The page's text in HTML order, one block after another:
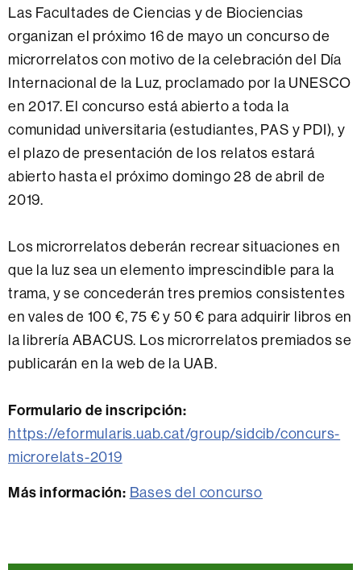
Las Facultades de Ciencias y de Biociencias
organizan el próximo 16 de mayo un concurso de
microrrelatos con motivo de la celebración del Día
Internacional de la Luz, proclamado por la UNESCO
en 2017. El concurso está abierto a toda la
comunidad universitaria (estudiantes, PAS y PDI), y
el plazo de presentación de los relatos estará
abierto hasta el próximo domingo 28 de abril de
2019.
Los microrrelatos deberán recrear situaciones en
que la luz sea un elemento imprescindible para la
trama, y ​​se concederán tres premios consistentes
en vales de 100 €, 75 € y 50 € para adquirir libros en
la librería ABACUS. Los microrrelatos premiados se
publicarán en la web de la UAB.
Formulario de inscripción:
https://eformularis.uab.cat/group/sidcib/concurs-
microrelats-2019
Más información: Bases del concurso